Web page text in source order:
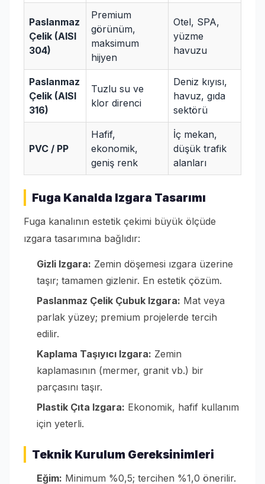
Paslanmaz
Çelik (AISI
304)
Premium
görünüm,
maksimum
hijyen
Otel, SPA,
yüzme
havuzu
Paslanmaz
Çelik (AISI
316)
Tuzlu su ve
klor direnci
Deniz kıyısı,
havuz, gıda
sektörü
PVC / PP
Hafif,
ekonomik,
geniş renk
İç mekan,
düşük trafik
alanları
Fuga Kanalda Izgara Tasarımı
Fuga kanalının estetik çekimi büyük ölçüde
ızgara tasarımına bağlıdır:
Gizli Izgara: Zemin döşemesi ızgara üzerine
taşır; tamamen gizlenir. En estetik çözüm.
Paslanmaz Çelik Çubuk Izgara: Mat veya
parlak yüzey; premium projelerde tercih
edilir.
Kaplama Taşıyıcı Izgara: Zemin
kaplamasının (mermer, granit vb.) bir
parçasını taşır.
Plastik Çıta Izgara: Ekonomik, hafif kullanım
için yeterli.
Teknik Kurulum Gereksinimleri
Eğim: Minimum %0,5; tercihen %1,0 önerilir.